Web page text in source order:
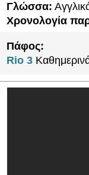
Γλώσσα:
Χρονολογία
Πάφος:
Rio 3